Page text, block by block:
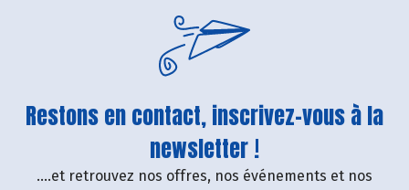
Restons en contact, inscrivez-vous à la
newsletter !
....et retrouvez nos offres, nos événements et nos